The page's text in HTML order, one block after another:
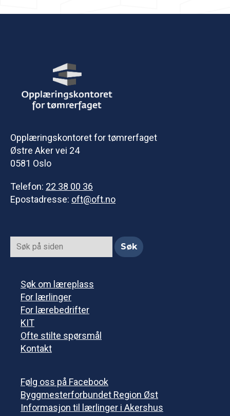
Opplæringskontoret for tømrerfaget
Østre Aker vei 24
0581 Oslo
Telefon: 22 38 00 36
Epostadresse: oft@oft.no
Søk om læreplass
For lærlinger
For lærebedrifter
KIT
Ofte stilte spørsmål
Kontakt
Følg oss på Facebook
Byggmesterforbundet Region Øst
Informasjon til lærlinger i Akershus